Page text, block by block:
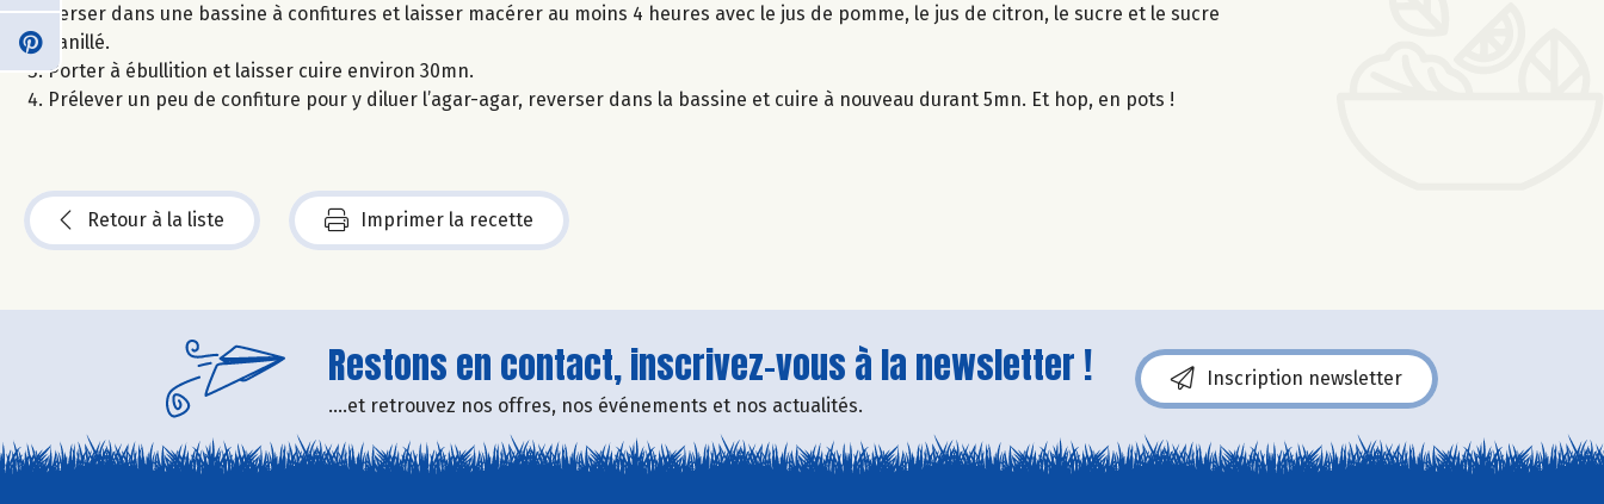
Verser dans une bassine à confitures et laisser macérer au moins 4 heures avec le jus de pomme, le jus de citron, le sucre et le sucre
vanillé.
Porter à ébullition et laisser cuire environ 30mn.
Prélever un peu de confiture pour y diluer l’agar-agar, reverser dans la bassine et cuire à nouveau durant 5mn. Et hop, en pots !
Retour à la liste Imprimer la recette
Restons en contact, inscrivez-vous à la newsletter !
....et retrouvez nos offres, nos événements et nos actualités.
Inscription newsletter